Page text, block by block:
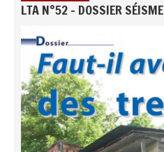
LTA N°52 - DOSSIER SÉISME